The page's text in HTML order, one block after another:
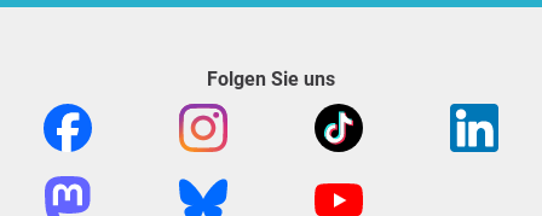
Folgen Sie uns